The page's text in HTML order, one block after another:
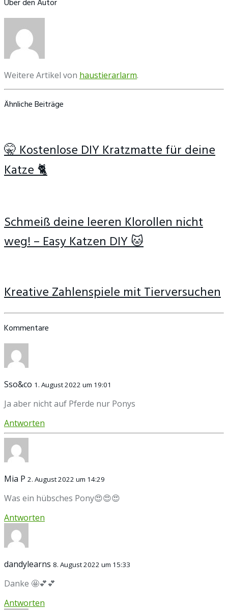
Über den Autor
Weitere Artikel von haustierarlarm.
Ähnliche Beiträge
🤫 Kostenlose DIY Kratzmatte für deine
Katze 🐈
Schmeiß deine leeren Klorollen nicht
weg! – Easy Katzen DIY 🐱
Kreative Zahlenspiele mit Tierversuchen
Kommentare
Sso&co 1. August 2022 um 19:01
Ja aber nicht auf Pferde nur Ponys
Antworten
Mia P 2. August 2022 um 14:29
Was ein hübsches Pony😍😍😍
Antworten
dandylearns 8. August 2022 um 15:33
Danke 🤩💕💕
Antworten